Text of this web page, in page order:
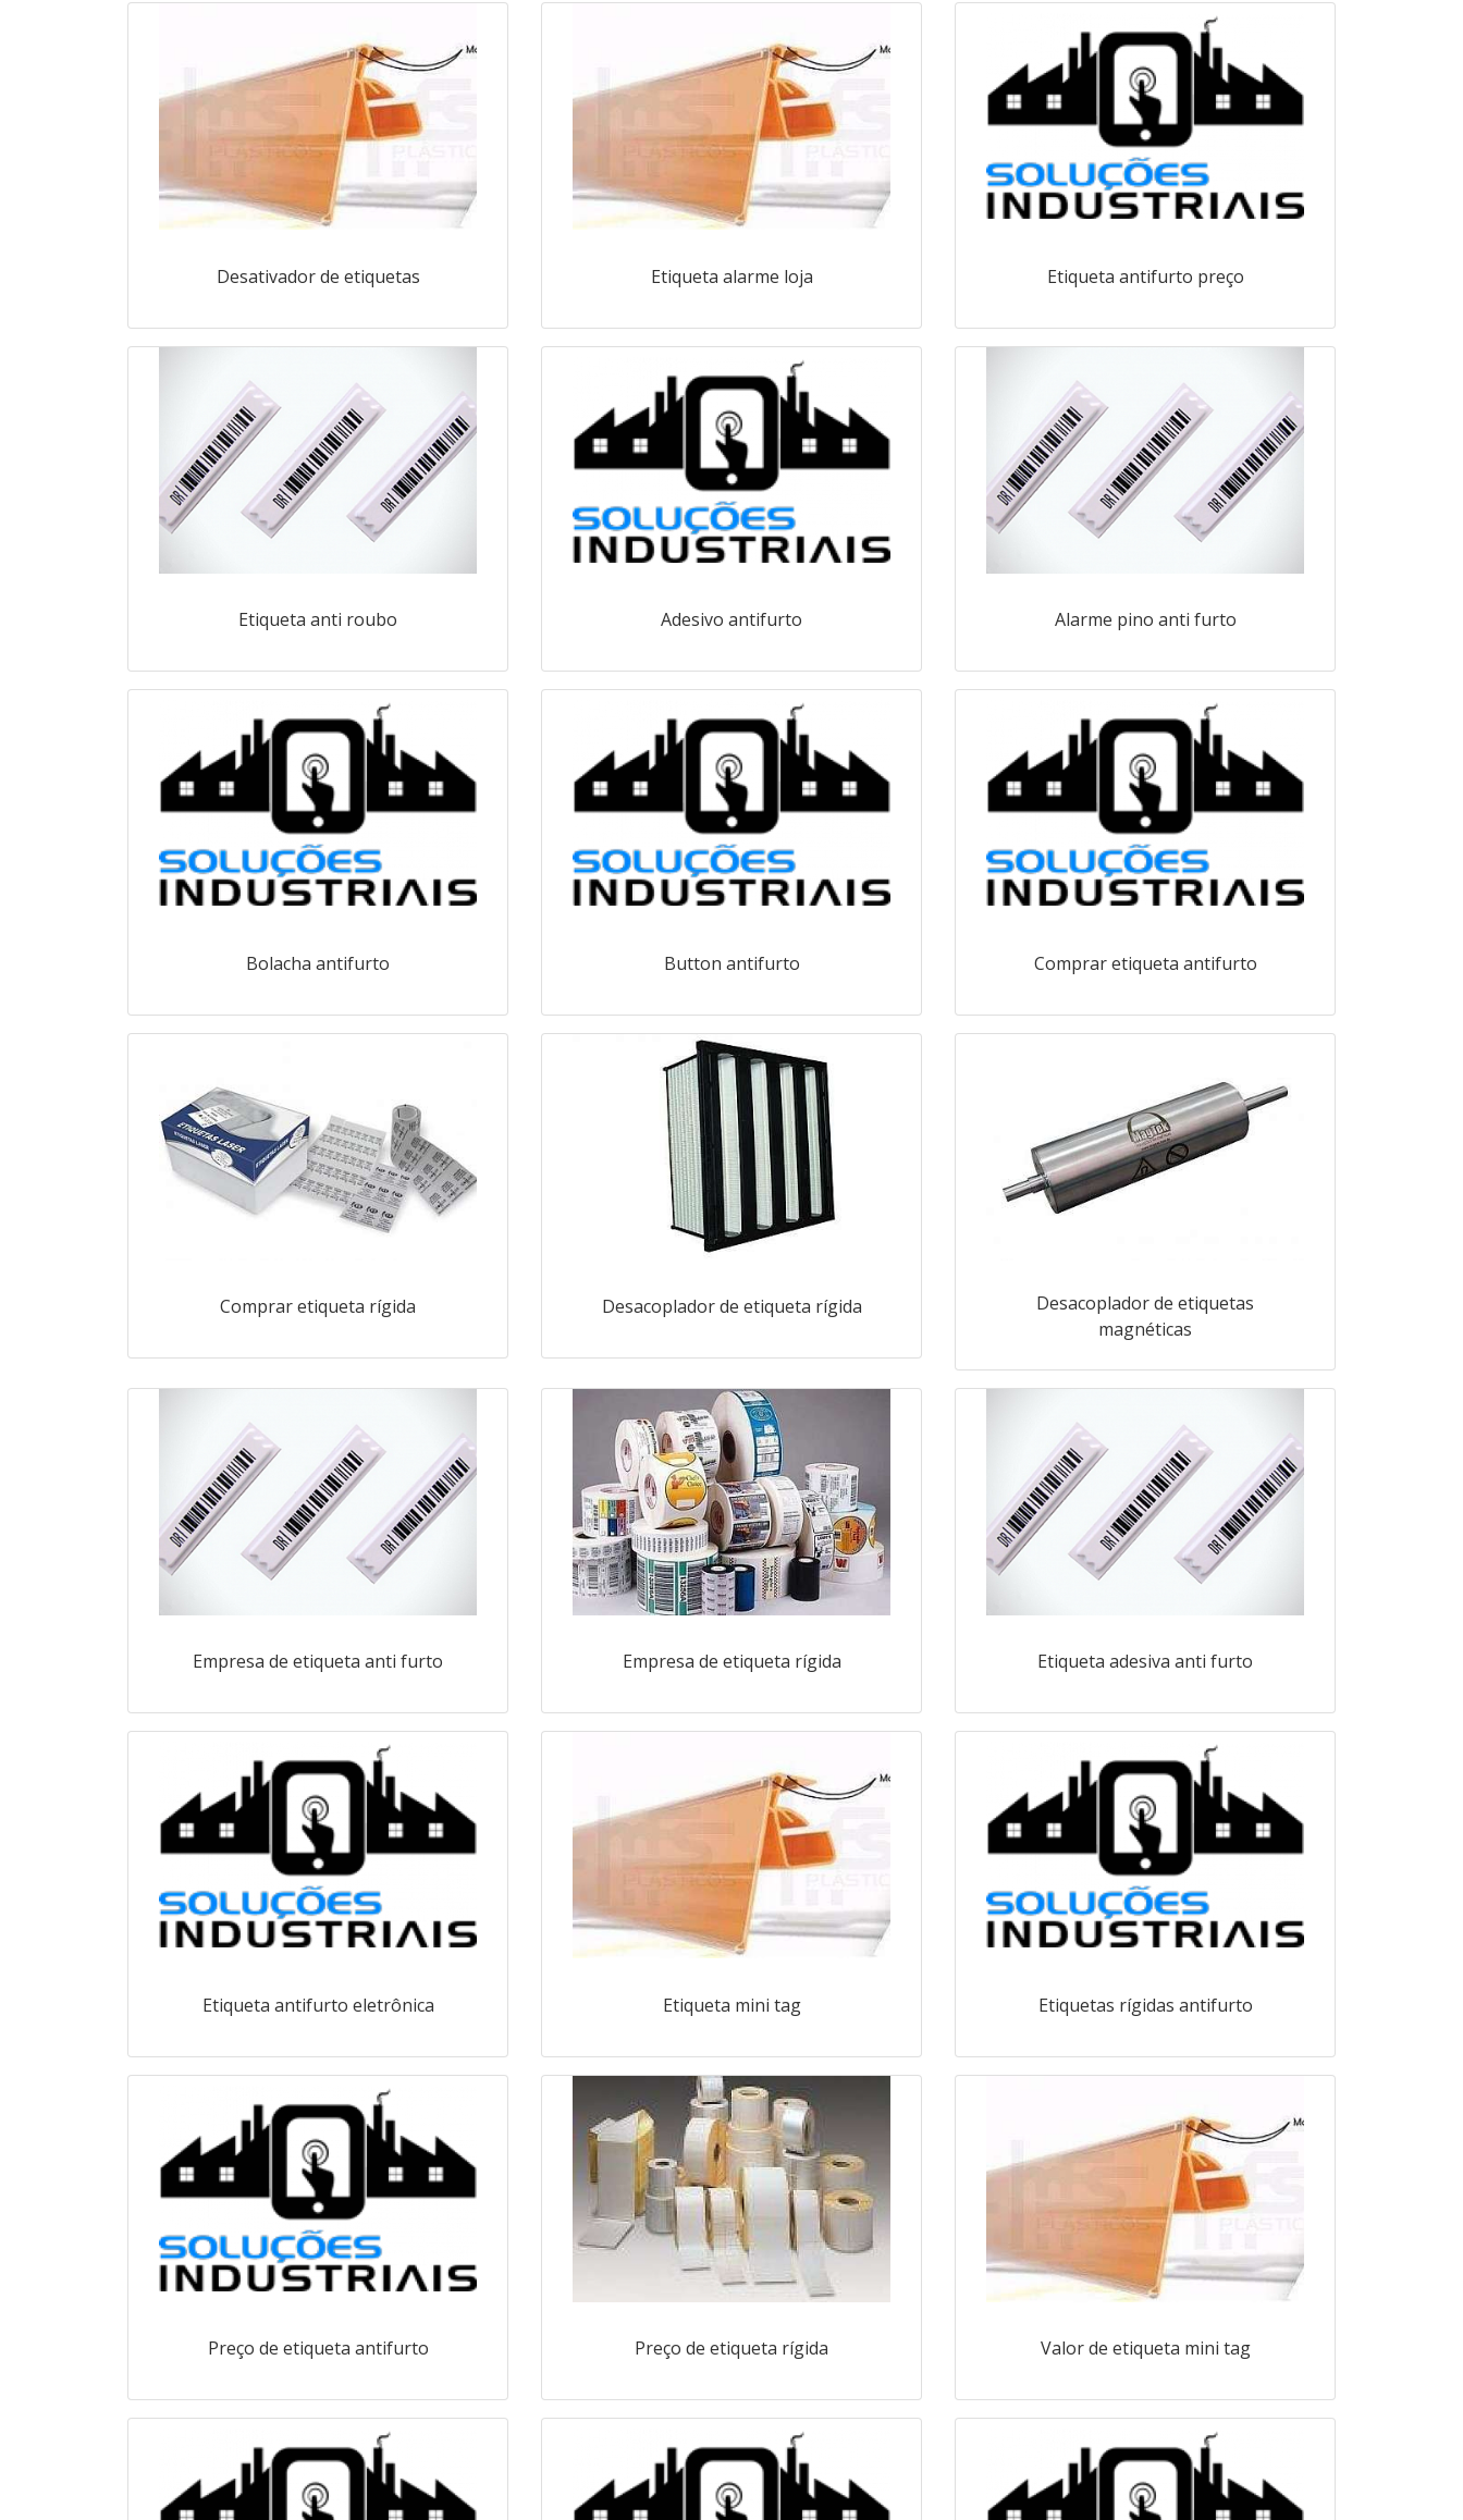
Desativador de etiquetas Etiqueta alarme loja Etiqueta antifurto preço
Etiqueta anti roubo Adesivo antifurto Alarme pino anti furto
Bolacha antifurto Button antifurto Comprar etiqueta antifurto
Comprar etiqueta rígida Desacoplador de etiqueta rígida
Desacoplador de etiquetas
magnéticas
Empresa de etiqueta anti furto Empresa de etiqueta rígida Etiqueta adesiva anti furto
Etiqueta antifurto eletrônica Etiqueta mini tag Etiquetas rígidas antifurto
Preço de etiqueta antifurto Preço de etiqueta rígida Valor de etiqueta mini tag